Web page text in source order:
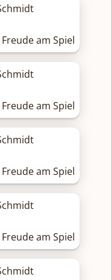
Freude am Spiel
Freude am Spiel
Freude am Spiel
Freude am Spiel